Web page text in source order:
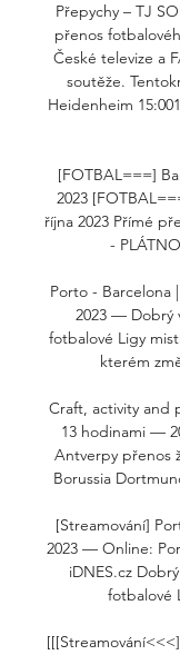
Přepychy – TJ
přenos
České televize a
soutěže.
Heidenheim
[FOTBAL===]
2023
října 2023 Přímé
-
Porto - Barcelona
2023 — Dobrý
fotbalové Ligy
kterém
Craft, activity and
13 hodinami —
Antverpy přenos
Borussia
[Streamování]
2023 — Online:
iDNES.cz
fotbalové